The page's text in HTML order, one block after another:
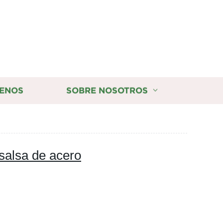
SOBRE NOSOTROS
de acero